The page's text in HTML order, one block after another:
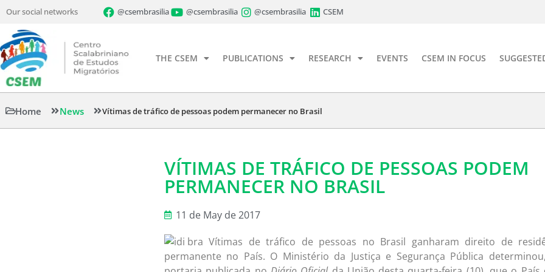
Our social networks @csembrasilia @csembrasilia @csembrasilia CSEM
THE CSEM PUBLICATIONS RESEARCH EVENTS CSEM IN FOCUS
Home News Vítimas de tráfico de pessoas podem permanecer no Brasil
VÍTIMAS DE TRÁFICO DE PESSOAS PODEM
PERMANECER NO BRASIL
11 de May de 2017
Vítimas de tráfico de pessoas no Brasil ganharam direito de
permanente no País. O Ministério da Justiça e Segurança Pública